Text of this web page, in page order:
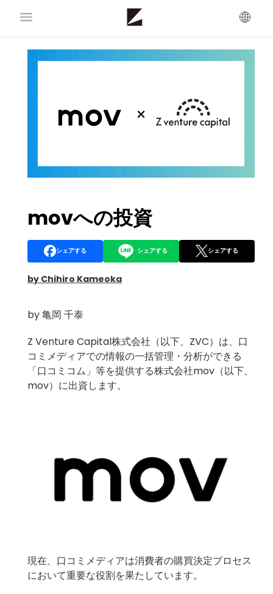
movへの投資
シェアする シェアする シェアする
by Chihiro Kameoka
by亀岡 千泰
Z Venture Capital株式会社（以下、ZVC）は、口
コミメディアでの情報の一括管理・分析ができる
「口コミコム」等を提供する株式会社mov（以下、
mov）に出資します。
現在、口コミメディアは消費者の購買決定プロセス
において重要な役割を果たしています。